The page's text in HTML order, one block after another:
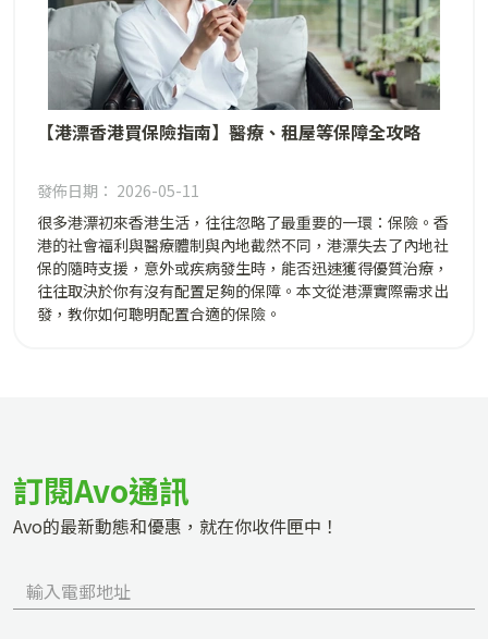
【港漂香港買保險指南】醫療、租屋等保障全攻略
發佈日期： 2026-05-11
很多港漂初來香港生活，往往忽略了最重要的一環：保險。香
港的社會福利與醫療體制與內地截然不同，港漂失去了內地社
保的隨時支援，意外或疾病發生時，能否迅速獲得優質治療，
往往取決於你有沒有配置足夠的保障。本文從港漂實際需求出
發，教你如何聰明配置合適的保險。
訂閱Avo通訊
Avo的最新動態和優惠，就在你收件匣中！